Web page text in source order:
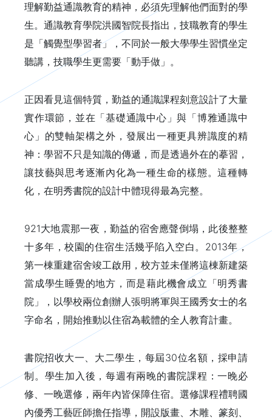
理解勤益通識教育的精神，必須先理解他們面對的學
生。通識教育學院洪國智院長指出，技職教育的學生
是「觸覺型學習者」，不同於一般大學學生習慣坐定
聽講，技職學生更需要「動手做」。
正因看見這個特質，勤益的通識課程刻意設計了大量
實作環節，並在「基礎通識中心」與「博雅通識中
心」的雙軸架構之外，發展出一種更具辨識度的精
神：學習不只是知識的傳遞，而是透過外在的摹習，
讓技藝與思考逐漸內化為一種生命的樣態。這種轉
化，在明秀書院的設計中體現得最為完整。
921大地震那一夜，勤益的宿舍應聲倒塌，此後整整
十多年，校園的住宿生活幾乎陷入空白。2013年，
第一棟重建宿舍竣工啟用，校方並未僅將這棟新建築
當成學生睡覺的地方，而是藉此機會成立「明秀書
院」，以學校兩位創辦人張明將軍與王國秀女士的名
字命名，開始推動以住宿為載體的全人教育計畫。
書院招收大一、大二學生，每屆30位名額，採申請
制。學生加入後，每週有兩晚的書院課程：一晚必
修、一晚選修，兩年內皆保障住宿。選修課程禮聘國
內優秀工藝匠師擔任指導，開設版畫、木雕、篆刻、